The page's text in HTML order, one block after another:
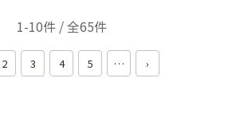
1-10件 / 全65件
2 3 4 5 … ›